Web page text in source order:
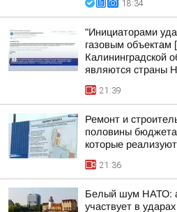
18:34
"Инициаторами
газовым объектам
Калининградской
являются страны
21:39
Ремонт и
половины
которые
21:36
Белый шум НАТО:
участвует в